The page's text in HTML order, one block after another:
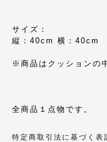
サイズ：
縦：40cm 横：40cm
※商品はクッションの
全商品１点物です。
特定商取引法に基づく表